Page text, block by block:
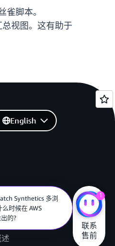
脚本。
视图。这有助于
English
Synthetics 多浏
时候在 AWS
的?
1
联系
售前